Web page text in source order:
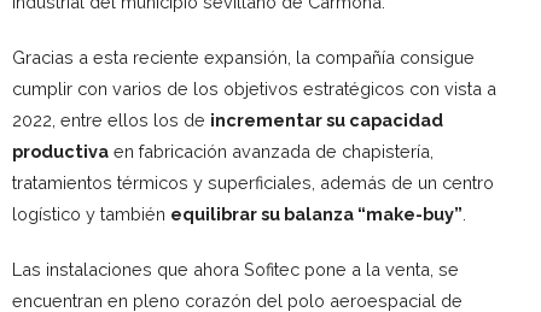
Gracias a esta reciente expansión, la compañía consigue
cumplir con varios de los objetivos estratégicos con vista a
2022, entre ellos los de incrementar su capacidad
productiva en fabricación avanzada de chapistería,
tratamientos térmicos y superficiales, además de un centro
logístico y también equilibrar su balanza “make-buy”
Las instalaciones que ahora Sofitec pone a la venta, se
encuentran en pleno corazón del polo aeroespacial de